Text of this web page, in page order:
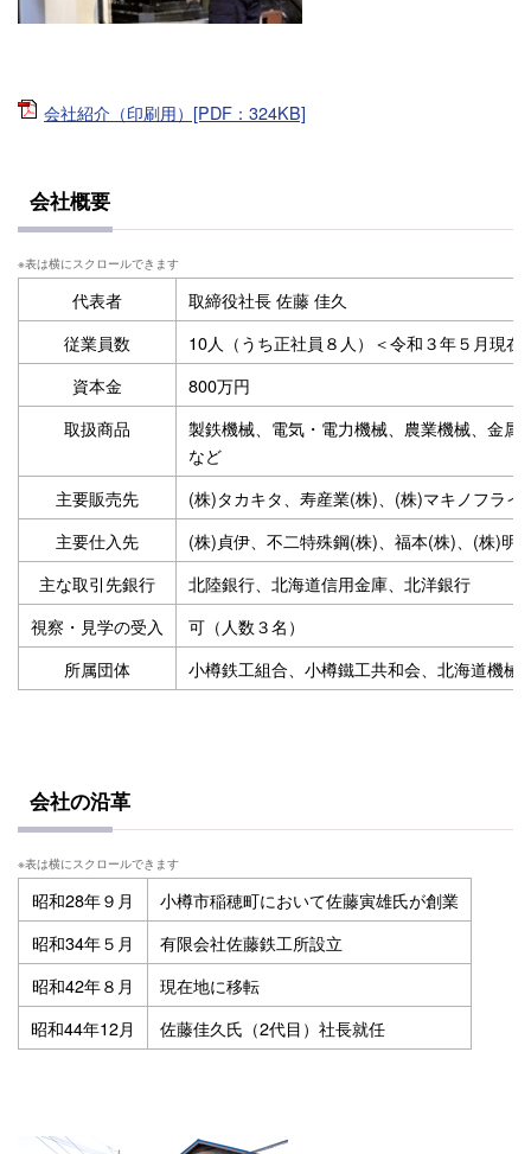
会社紹介（印刷用）[PDF：324KB]
会社概要
代表者
取締役社長 佐藤 佳久
従業員数
10人（うち正社員８人）＜令和３年５月現在
資本金
800万円
取扱商品
製鉄機械、電気・電力機械、農業機械、金
など
主要販売先
(株)タカキタ、寿産業(株)、(株)マキノフラ
主要仕入先
(株)貞伊、不二特殊鋼(株)、福本(株)、(株)明
主な取引先銀行
北陸銀行、北海道信用金庫、北洋銀行
視察・見学の受入
可（人数３名）
所属団体
小樽鉄工組合、小樽鐵工共和会、北海道機械
会社の沿革
昭和28年９月
小樽市稲穂町において佐藤寅雄氏が創業
昭和34年５月
有限会社佐藤鉄工所設立
昭和42年８月
現在地に移転
昭和44年12月
佐藤佳久氏（2代目）社長就任